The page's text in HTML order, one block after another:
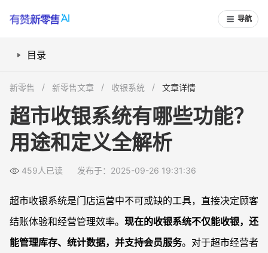
导航
目录
收银系统在超市里的实际用处有哪些？
如何选择适合自己超市的收银系统？
超市收银系统是不是所有门店都必须用？
收银系统可以支持哪些支付方式？
新零售 新零售文章 收银系统 文章详情
超市收银系统有哪些功能？
用途和定义全解析
459人已读 发布于：2025-09-26 19:31:36
超市收银系统是门店运营中不可或缺的工具，直接决定顾客
结账体验和经营管理效率。 现在的收银系统不仅能收银，还
能管理库存、统计数据，并支持会员服务。对于超市经营者